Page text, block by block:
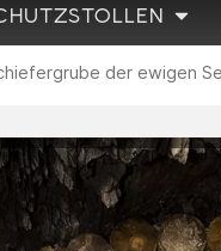
der ewigen